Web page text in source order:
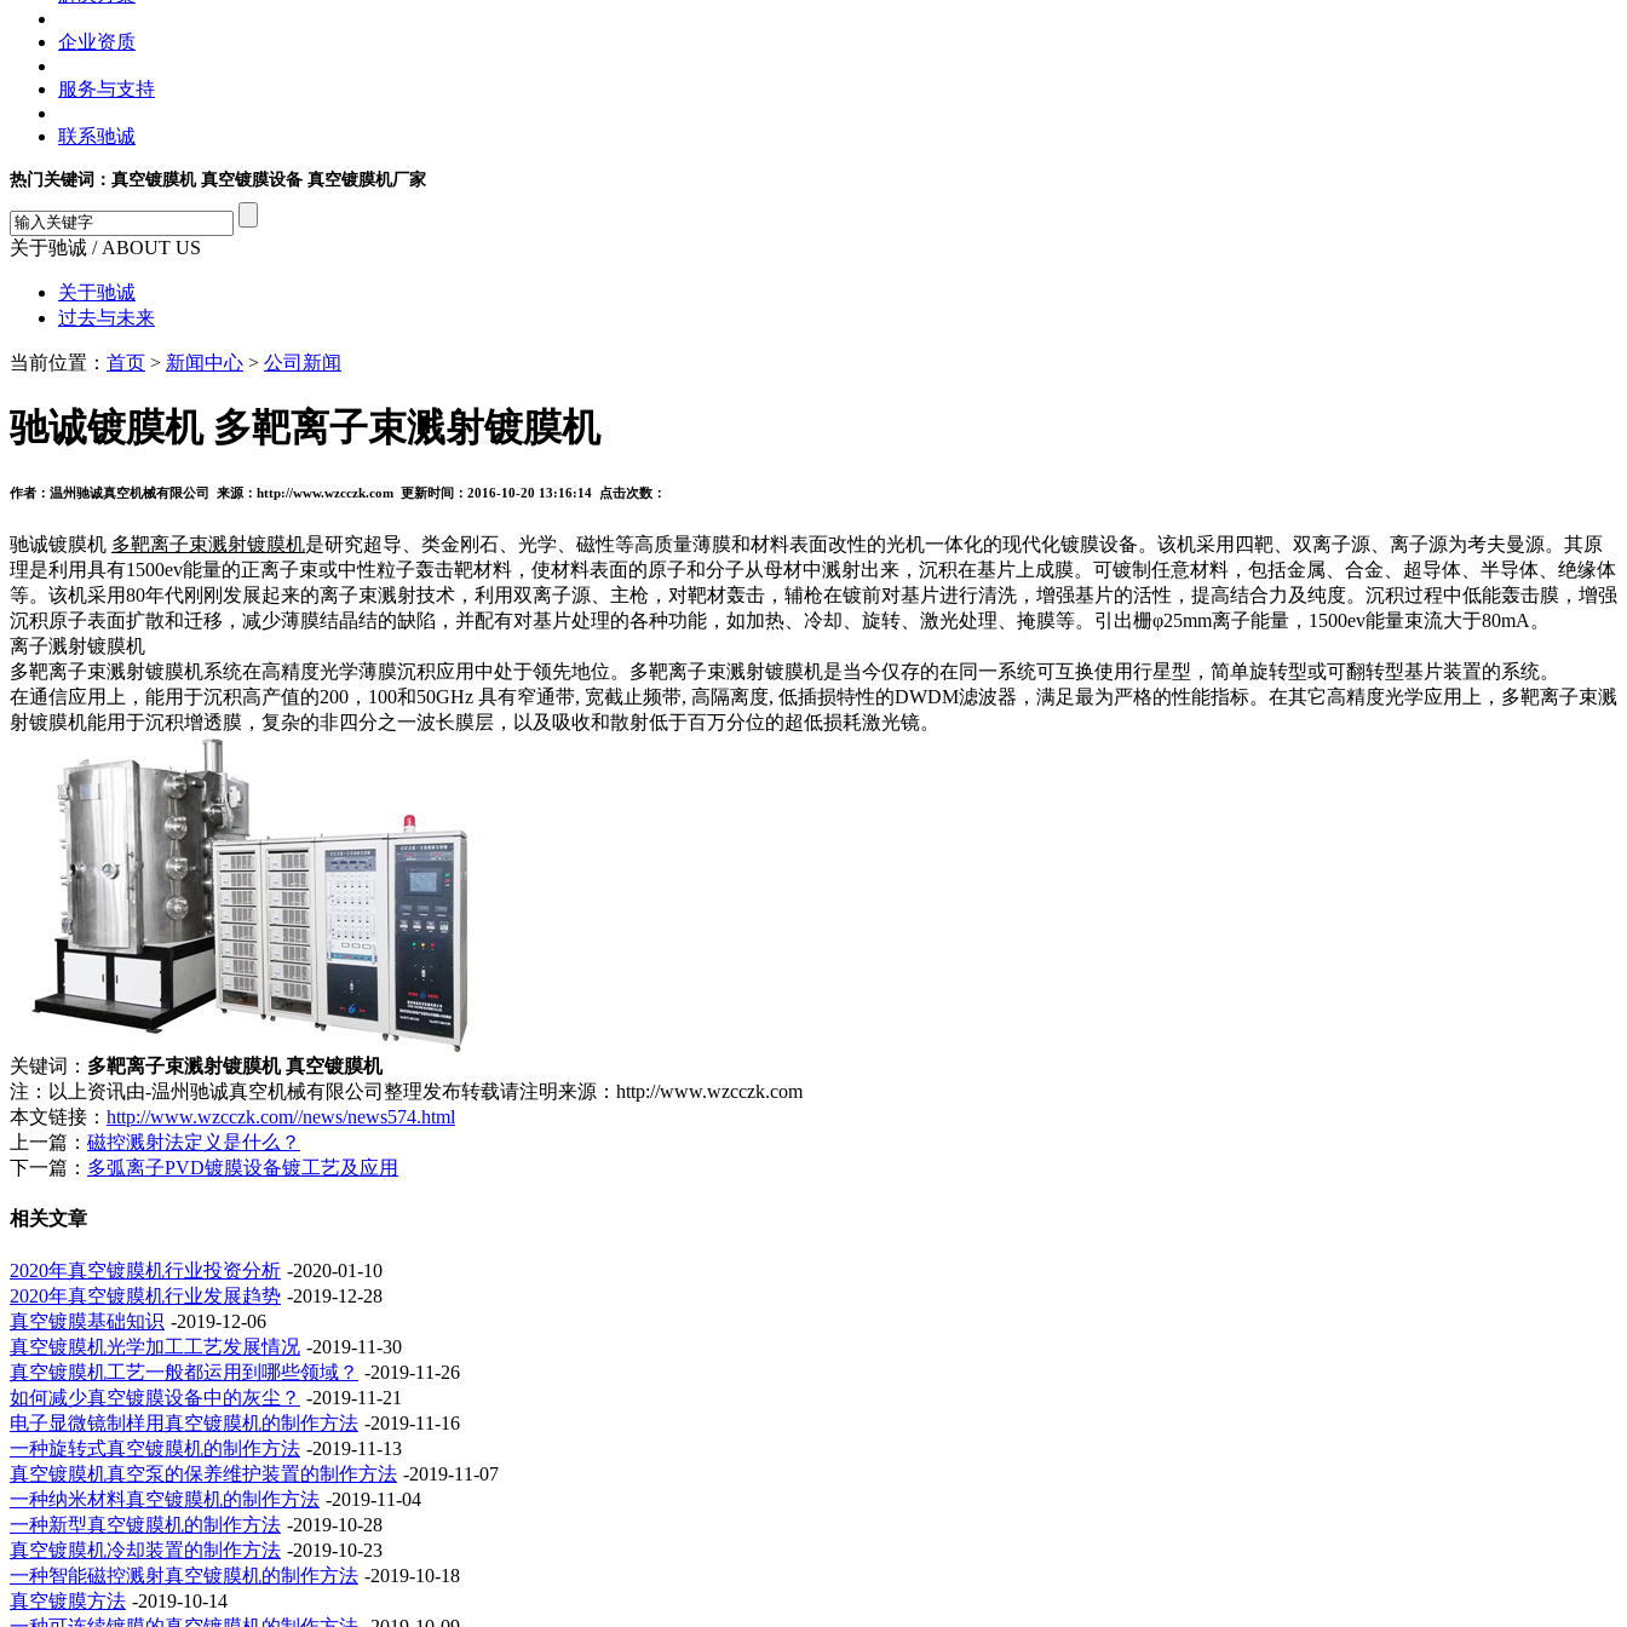
企业资质
服务与支持
联系驰诚
热门关键词：真空镀膜机 真空镀膜设备 真空镀膜机厂家
关于驰诚 / ABOUT US
关于驰诚
过去与未来
当前位置： 首页 > 新闻中心 > 公司新闻
驰诚镀膜机 多靶离子束溅射镀膜机
作者：温州驰诚真空机械有限公司 来源：http://www.wzcczk.com 更新时间：2016-10-20 13:16:14 点击次数：
驰诚镀膜机 多靶离子束溅射镀膜机是研究超导、类金刚石、光学、磁性等高质量薄膜和材料表面改性的光机一体化的现代化镀膜设备。该机采用四靶、双离子源、离子源为考夫曼源。其原
理是利用具有1500ev能量的正离子束或中性粒子轰击靶材料，使材料表面的原子和分子从母材中溅射出来，沉积在基片上成膜。可镀制任意材料，包括金属、合金、超导体、半导体、绝缘体
等。该机采用80年代刚刚发展起来的离子束溅射技术，利用双离子源、主枪，对靶材轰击，辅枪在镀前对基片进行清洗，增强基片的活性，提高结合力及纯度。沉积过程中低能轰击膜，增强
沉积原子表面扩散和迁移，减少薄膜结晶结的缺陷，并配有对基片处理的各种功能，如加热、冷却、旋转、激光处理、掩膜等。引出栅φ25mm离子能量，1500ev能量束流大于80mA。
离子溅射镀膜机
多靶离子束溅射镀膜机系统在高精度光学薄膜沉积应用中处于领先地位。多靶离子束溅射镀膜机是当今仅存的在同一系统可互换使用行星型，简单旋转型或可翻转型基片装置的系统。
在通信应用上，能用于沉积高产值的200，100和50GHz 具有窄通带, 宽截止频带, 高隔离度, 低插损特性的DWDM滤波器，满足最为严格的性能指标。在其它高精度光学应用上，多靶离子束溅
射镀膜机能用于沉积增透膜，复杂的非四分之一波长膜层，以及吸收和散射低于百万分位的超低损耗激光镜。
关键词： 多靶离子束溅射镀膜机 真空镀膜机
注：以上资讯由-温州驰诚真空机械有限公司整理发布转载请注明来源：http://www.wzcczk.com
本文链接： http://www.wzcczk.com//news/news574.html
上一篇： 磁控溅射法定义是什么？
下一篇： 多弧离子PVD镀膜设备镀工艺及应用
相关文章
2020年真空镀膜机行业投资分析 -2020-01-10
2020年真空镀膜机行业发展趋势 -2019-12-28
真空镀膜基础知识 -2019-12-06
真空镀膜机光学加工工艺发展情况 -2019-11-30
真空镀膜机工艺一般都运用到哪些领域？ -2019-11-26
如何减少真空镀膜设备中的灰尘？ -2019-11-21
电子显微镜制样用真空镀膜机的制作方法 -2019-11-16
一种旋转式真空镀膜机的制作方法 -2019-11-13
真空镀膜机真空泵的保养维护装置的制作方法 -2019-11-07
一种纳米材料真空镀膜机的制作方法 -2019-11-04
一种新型真空镀膜机的制作方法 -2019-10-28
真空镀膜机冷却装置的制作方法 -2019-10-23
一种智能磁控溅射真空镀膜机的制作方法 -2019-10-18
真空镀膜方法 -2019-10-14